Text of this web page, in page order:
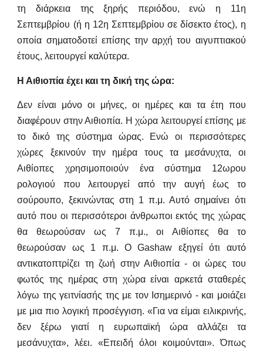
τη διάρκεια της ξηρής περιόδου, ενώ η 11η
Σεπτεμβρίου (ή η 12η Σεπτεμβρίου σε δίσεκτο έτος), η
οποία σηματοδοτεί επίσης την αρχή του αιγυπτιακού
έτους, λειτουργεί καλύτερα.
Η Αιθιοπία έχει και τη δική της ώρα:
Δεν είναι μόνο οι μήνες, οι ημέρες και τα έτη που
διαφέρουν στην Αιθιοπία. Η χώρα λειτουργεί επίσης με
το δικό της σύστημα ώρας. Ενώ οι περισσότερες
χώρες ξεκινούν την ημέρα τους τα μεσάνυχτα, οι
Αιθίοπες χρησιμοποιούν ένα σύστημα 12ωρου
ρολογιού που λειτουργεί από την αυγή έως το
σούρουπο, ξεκινώντας στη 1 π.μ. Αυτό σημαίνει ότι
αυτό που οι περισσότεροι άνθρωποι εκτός της χώρας
θα θεωρούσαν ως 7 π.μ., οι Αιθίοπες θα το
θεωρούσαν ως 1 π.μ. Ο Gashaw εξηγεί ότι αυτό
αντικατοπτρίζει τη ζωή στην Αιθιοπία - οι ώρες του
φωτός της ημέρας στη χώρα είναι αρκετά σταθερές
λόγω της γειτνίασής της με τον Ισημερινό - και μοιάζει
με μια πιο λογική προσέγγιση. «Για να είμαι ειλικρινής,
δεν ξέρω γιατί η ευρωπαϊκή ώρα αλλάζει τα
μεσάνυχτα», λέει. «Επειδή όλοι κοιμούνται». Όπως